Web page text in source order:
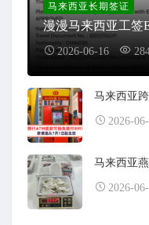
马来西亚长期签证
漫漫马来西亚工签
2026-06-16
马来西亚
2026-
马来西亚
2026-